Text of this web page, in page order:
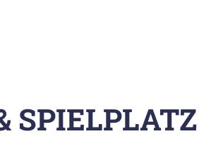
SPIELPLATZ